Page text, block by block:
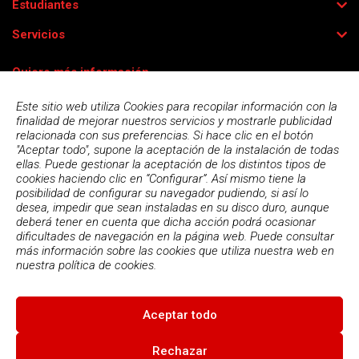
Este sitio web utiliza Cookies para recopilar información con la
finalidad de mejorar nuestros servicios y mostrarle publicidad
relacionada con sus preferencias. Si hace clic en el botón
"Aceptar todo", supone la aceptación de la instalación de todas
ellas. Puede gestionar la aceptación de los distintos tipos de
cookies haciendo clic en “Configurar”. Así mismo tiene la
posibilidad de configurar su navegador pudiendo, si así lo
desea, impedir que sean instaladas en su disco duro, aunque
deberá tener en cuenta que dicha acción podrá ocasionar
dificultades de navegación en la página web. Puede consultar
más información sobre las cookies que utiliza nuestra web en
nuestra política de cookies.
Aceptar todo
Rechazar
Estudiantes
Servicios
Quiero más información
Acepto lapolítica de privacidad
© 2026
Condiciones de uso